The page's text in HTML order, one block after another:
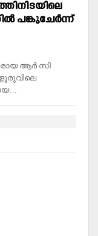
പങ്കുചേര്‍ന്ന്
ആ‌ർ സി